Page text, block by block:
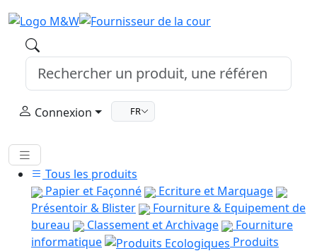
Connexion FR
Tous les produits
Papier et Façonné
Ecriture et Marquage
Présentoir & Blister
Fourniture & Equipement de
bureau
Classement et Archivage
Fourniture
informatique
Produits